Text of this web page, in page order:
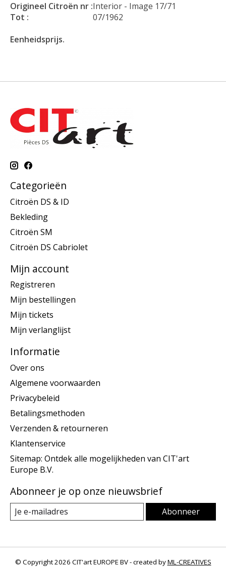
Origineel Citroën nr :Interior - Image 17/71
Tot :
07/1962
Eenheidsprijs.
Categorieën
Citroën DS & ID
Bekleding
Citroën SM
Citroën DS Cabriolet
Mijn account
Registreren
Mijn bestellingen
Mijn tickets
Mijn verlanglijst
Informatie
Over ons
Algemene voorwaarden
Privacybeleid
Betalingsmethoden
Verzenden & retourneren
Klantenservice
Sitemap: Ontdek alle mogelijkheden van CIT'art
Europe B.V.
Abonneer je op onze nieuwsbrief
Abonneer
© Copyright 2026 CIT'art EUROPE BV - created byML-CREATIVES